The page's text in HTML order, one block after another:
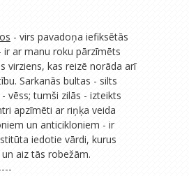
- virs pavadoņa iefiksētās
ir ar manu roku pārzīmēts
virziens, kas reizē norāda arī
Sarkanās bultas - silts
vēss; tumši zilās - izteikts
apzīmēti ar riņķa veida
un anticikloniem - ir
iedotie vārdi, kurus
aiz tās robežām.